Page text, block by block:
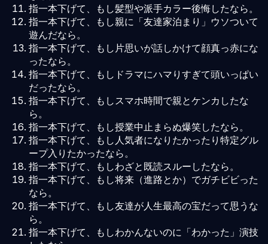
指一本下げて、もし髪型や派手カラー後悔したなら。
指一本下げて、もし親に「友達家泊まり」ウソついて
遊んだなら。
指一本下げて、もし片思いが話しかけて顔真っ赤にな
ったなら。
指一本下げて、もしドラマにハマりすぎて頭いっぱい
だったなら。
指一本下げて、もしスマホ時間で親とケンカしたな
ら。
指一本下げて、もし授業中止まらぬ爆笑したなら。
指一本下げて、もし人気者になりたかったり特定グル
ープ入りたかったなら。
指一本下げて、もしわざと既読スルーしたなら。
指一本下げて、もし将来（進路とか）でガチビビった
なら。
指一本下げて、もし友達が人生最高の宝だって思うな
ら。
指一本下げて、もしわかんないのに「わかった」演技